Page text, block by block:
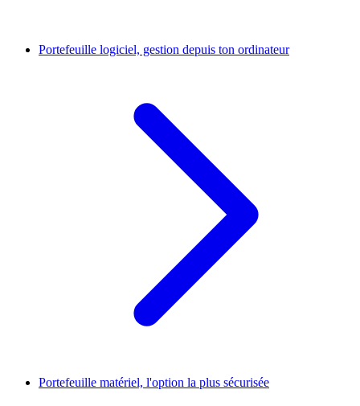
Portefeuille logiciel, gestion depuis ton ordinateur
Portefeuille matériel, l'option la plus sécurisée